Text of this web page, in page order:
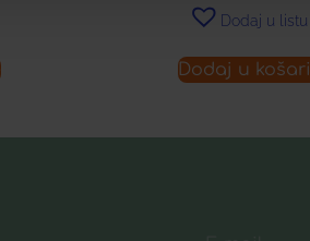
Dodaj u
Dodaj u